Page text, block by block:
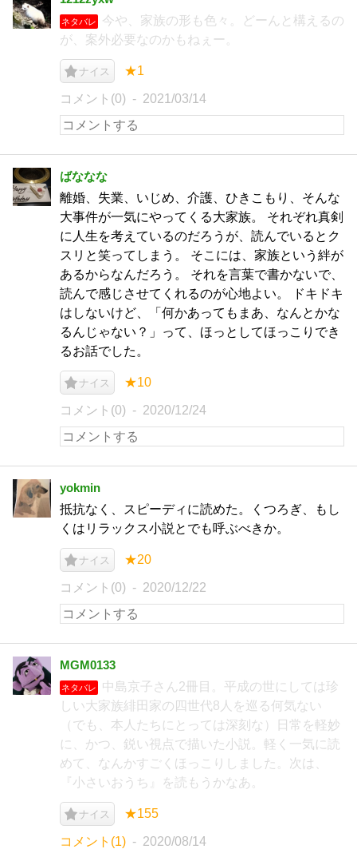
ネタバレ
今や、家族の形も色々。どーんと構えるの
が、案外必要なのかもねぇー。
ナイス ★1
コメント(0) 2021/03/14
ばななな
離婚、失業、いじめ、介護、ひきこもり、そんな
大事件が一気にやってくる大家族。 それぞれ真剣
に人生を考えているのだろうが、読んでいるとク
スリと笑ってしまう。 そこには、家族という絆が
あるからなんだろう。 それを言葉で書かないで、
読んで感じさせてくれるのが心地よい。 ドキドキ
はしないけど、「何かあってもまあ、なんとかな
るんじゃない？」って、ほっとしてほっこりでき
るお話でした。
ナイス ★10
コメント(0) 2020/12/24
yokmin
抵抗なく、スピーディに読めた。くつろぎ、もし
くはリラックス小説とでも呼ぶべきか。
ナイス ★20
コメント(0) 2020/12/22
MGM0133
ネタバレ
中島京子さん2冊目。平成の世にしては珍
しい大家族緋田家の四世代8人を巡る何気ない
（でも、本人たちにとっては深刻な）日常を軽妙
に、かつ、鋭い視点で描いた小説。軽く一気に読
めて、なんかすごくほっこりしました。次は、
『小さいおうち』を読もうかなあ。
ナイス ★155
コメント(1) 2020/08/14